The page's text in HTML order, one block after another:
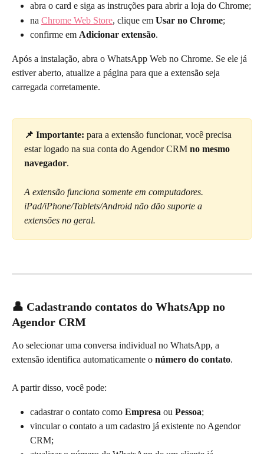
abra o card e siga as instruções para abrir a loja do Chrome;
na Chrome Web Store, clique em Usar no Chrome;
confirme em Adicionar extensão.
Após a instalação, abra o WhatsApp Web no Chrome. Se ele já
estiver aberto, atualize a página para que a extensão seja
carregada corretamente.
📌 Importante: para a extensão funcionar, você precisa
estar logado na sua conta do Agendor CRM no mesmo
navegador.
A extensão funciona somente em computadores.
iPad/iPhone/Tablets/Android não dão suporte a
extensões no geral.
👤 Cadastrando contatos do WhatsApp no
Agendor CRM
Ao selecionar uma conversa individual no WhatsApp, a
extensão identifica automaticamente o número do contato.
A partir disso, você pode:
cadastrar o contato como Empresa ou Pessoa;
vincular o contato a um cadastro já existente no Agendor
CRM;